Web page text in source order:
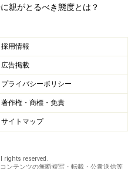
い成績を取ってしまった
や成績表とは、自分の努
かを測るためのもので
ん。むしろ悪かったとき
かったな」とか「テスト
」とか、そこから何かを
す。悪い成績というのは
てあげましょう。
親がとるべき態度とは？
採用情報
広告掲載
プライバシーポリシー
著作権・商標・免責
サイトマップ
rights reserved.
ンテンツの無断複写・転載・公衆送信等